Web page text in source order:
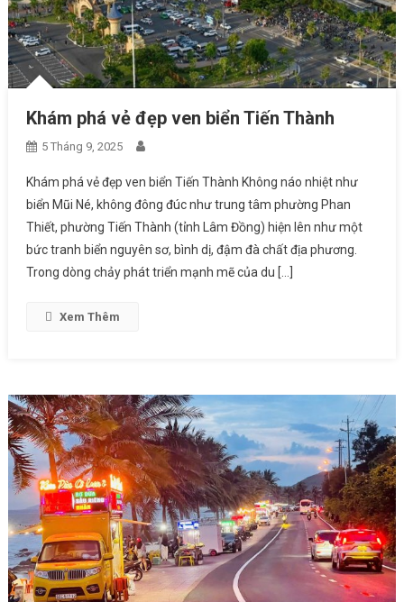
Khám phá vẻ đẹp ven biển Tiến Thành
5 Tháng 9, 2025
Khám phá vẻ đẹp ven biển Tiến Thành Không náo nhiệt như
biển Mũi Né, không đông đúc như trung tâm phường Phan
Thiết, phường Tiến Thành (tỉnh Lâm Đồng) hiện lên như một
bức tranh biển nguyên sơ, bình dị, đậm đà chất địa phương.
Trong dòng chảy phát triển mạnh mẽ của du […]
Xem Thêm